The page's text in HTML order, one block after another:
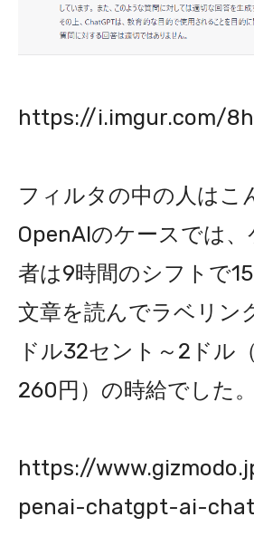
https://i.imgur.com/
フィルタの中の人はこ
OpenAIのケースでは
者は9時間のシフトで
文章を読んでラベリン
ドル32セント～2ドル
260円）の時給でした。
https://
penai-chatgpt-ai-